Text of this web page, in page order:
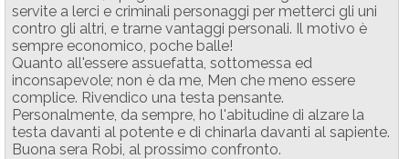
servite a lerci e criminali personaggi per metterci gli uni
contro gli altri, e trarne vantaggi personali. Il motivo è
sempre economico, poche balle!
Quanto all'essere assuefatta, sottomessa ed
inconsapevole; non è da me, Men che meno essere
complice. Rivendico una testa pensante.
Personalmente, da sempre, ho l'abitudine di alzare la
testa davanti al potente e di chinarla davanti al sapiente.
Buona sera Robi, al prossimo confronto.